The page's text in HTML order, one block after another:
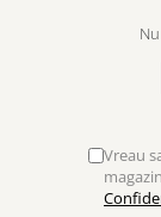
Vreau